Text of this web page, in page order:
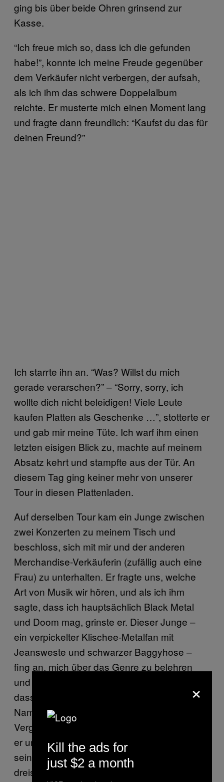
ging bis über beide Ohren grinsend zur
Kasse.
“Ich freue mich so, dass ich die gefunden
habe!”, konnte ich meine Freude gegenüber
dem Verkäufer nicht verbergen, der aufsah,
als ich ihm das schwere Doppelalbum
reichte. Er musterte mich einen Moment lang
und fragte dann freundlich: “Kaufst du das für
deinen Freund?”
Ich starrte ihn an. “Was? Willst du mich
gerade verarschen?” – “Sorry, sorry, ich
wollte dich nicht beleidigen! Viele Leute
kaufen Platten als Geschenke …”, stotterte er
und gab mir meine Tüte. Ich warf ihm einen
letzten eisigen Blick zu, machte auf meinem
Absatz kehrt und stampfte aus der Tür. An
diesem Tag ging keiner mehr von unserer
Tour in diesen Plattenladen.
Auf derselben Tour kam ein Junge zwischen
zwei Konzerten zu meinem Tisch und
beschloss, sich mit mir und der anderen
Merchandise-Verkäuferin (zufällig auch eine
Frau) zu unterhalten. Er fragte uns, welche
Art von Musik wir hören, und als ich ihm
sagte, dass ich hauptsächlich Black Metal
und Doom mag, grinste er. Dieser Junge –
ein verpickelter Klischee-Metalfan mit
Jeansweste und schwarzer Baggyhose –
fing an, mich über das Genre zu belehren
und war sich dabei überhaupt nicht bewusst,
dass er Details falsch wiedergab und den
Namen von Euronymous falsch aussprach.
Vergesst nicht, dass ich einige Jahre älter als
er und natürlich recht unbeeindruckt von
seinem Vortrag war. Ich war verblüfft, wie
dreist er außerdem war. Wann immer ich
×
Kill the ads for
just $2 a month